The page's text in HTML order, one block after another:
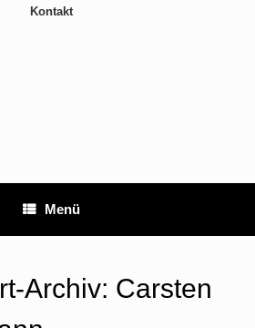
Kontakt
Menü
Archiv: Carsten